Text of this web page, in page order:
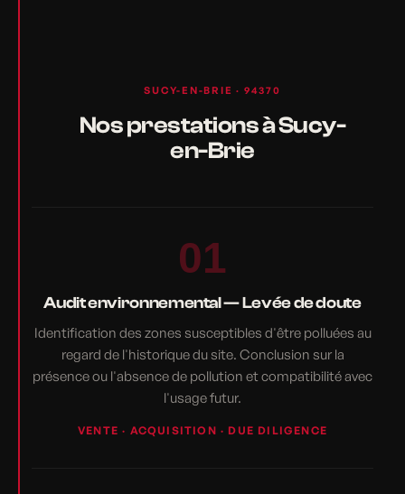
SUCY-EN-BRIE · 94370
Nos prestations à Sucy-
en-Brie
01
Audit environnemental — Levée de doute
Identification des zones susceptibles d'être polluées au
regard de l'historique du site. Conclusion sur la
présence ou l'absence de pollution et compatibilité avec
l'usage futur.
VENTE · ACQUISITION · DUE DILIGENCE